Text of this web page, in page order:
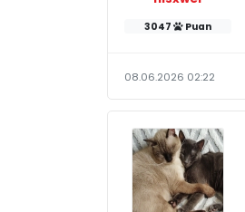
3047 Puan
08.06.2026 02:22